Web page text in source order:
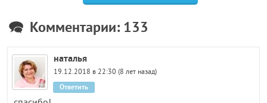
Комментарии: 133
наталья
19.12.2018 в 22:30 (8 лет назад)
Ответить